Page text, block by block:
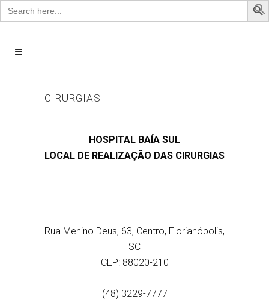
Search
for:
CIRURGIAS
HOSPITAL BAÍA SUL
LOCAL DE REALIZAÇÃO DAS CIRURGIAS
Rua Menino Deus, 63, Centro, Florianópolis,
SC
CEP: 88020-210
(48) 3229-7777